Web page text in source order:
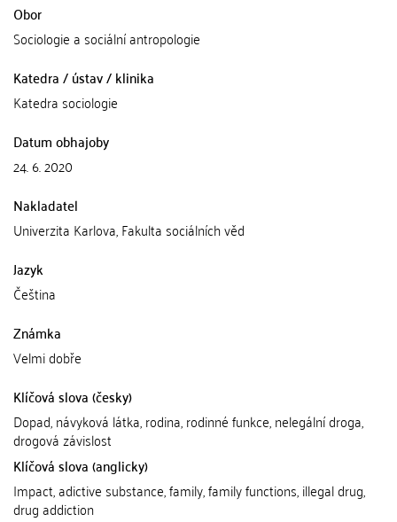
Obor
Sociologie a sociální antropologie
Katedra / ústav / klinika
Katedra sociologie
Datum obhajoby
24. 6. 2020
Nakladatel
Univerzita Karlova, Fakulta sociálních věd
Jazyk
Čeština
Známka
Velmi dobře
Klíčová slova (česky)
Dopad, návyková látka, rodina, rodinné funkce, nelegální droga,
drogová závislost
Klíčová slova (anglicky)
Impact, adictive substance, family, family functions, illegal drug,
drug addiction